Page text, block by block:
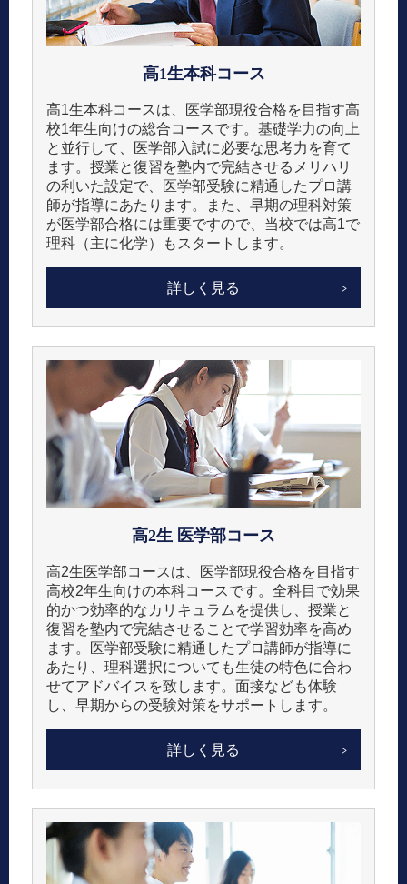
高1生本科コース
高1生本科コースは、医学部現役合格を目指す高
校1年生向けの総合コースです。基礎学力の向上
と並行して、医学部入試に必要な思考力を育て
ます。​授業と復習を塾内で完結させるメリハリ
の利いた設定で、医学部受験に精通したプロ講
師が指導にあたります。また、早期の理科対策
が医学部合格には重要ですので、当校では​高1で
理科（主に化学）もスタートします。​
詳しく見る
高2生 医学部コース
高2生医学部コースは、医学部現役合格を目指す
高校2年生向けの本科コースです。​全科目で効果
的かつ効率的なカリキュラムを提供し、授業と
復習を塾内で完結させることで学習効率を高め
ます。​医学部受験に精通したプロ講師が指導に
あたり、理科選択についても生徒の特色に合わ
せてアドバイスを致します。面接なども体験
し、早期からの受験対策をサポートします。
詳しく見る